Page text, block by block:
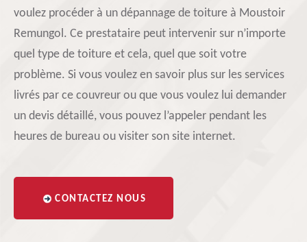
voulez procéder à un dépannage de toiture à Moustoir
Remungol. Ce prestataire peut intervenir sur n’importe
quel type de toiture et cela, quel que soit votre
problème. Si vous voulez en savoir plus sur les services
livrés par ce couvreur ou que vous voulez lui demander
un devis détaillé, vous pouvez l’appeler pendant les
heures de bureau ou visiter son site internet.
CONTACTEZ NOUS